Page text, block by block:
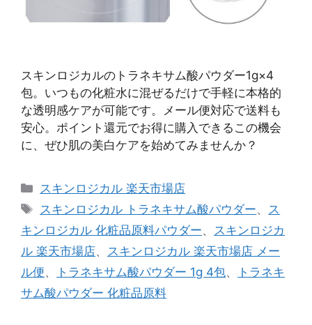
スキンロジカルのトラネキサム酸パウダー1g×4
包。いつもの化粧水に混ぜるだけで手軽に本格的
な透明感ケアが可能です。メール便対応で送料も
安心。ポイント還元でお得に購入できるこの機会
に、ぜひ肌の美白ケアを始めてみませんか？
カ
テ
リ
ー
スキンロジカル 楽天市場店
タ
グ
スキンロジカル トラネキサム酸パウダー、
ス
キンロジカル 化粧品原料パウダー、
スキンロジカ
ル 楽天市場店、
スキンロジカル 楽天市場店 メー
ル便、 トラネキサム酸パウダー 1g 4包、
トラネキ
サム酸パウダー 化粧品原料